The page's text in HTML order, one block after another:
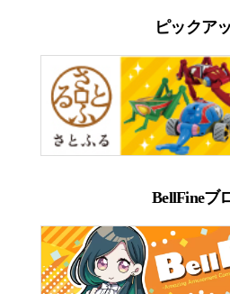
ピックア
BellFineブ